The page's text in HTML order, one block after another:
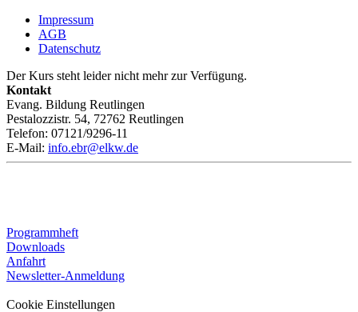
Impressum
AGB
Datenschutz
Der Kurs steht leider nicht mehr zur Verfügung.
Kontakt
Evang. Bildung Reutlingen
Pestalozzistr. 54, 72762 Reutlingen
Telefon: 07121/9296-11
E-Mail: info.ebr@elkw.de
Programmheft
Downloads
Anfahrt
Newsletter-Anmeldung
Cookie Einstellungen